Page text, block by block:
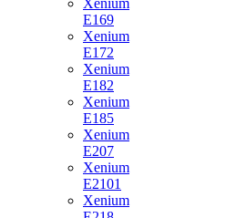
Xenium
E169
Xenium
E172
Xenium
E182
Xenium
E185
Xenium
E207
Xenium
E2101
Xenium